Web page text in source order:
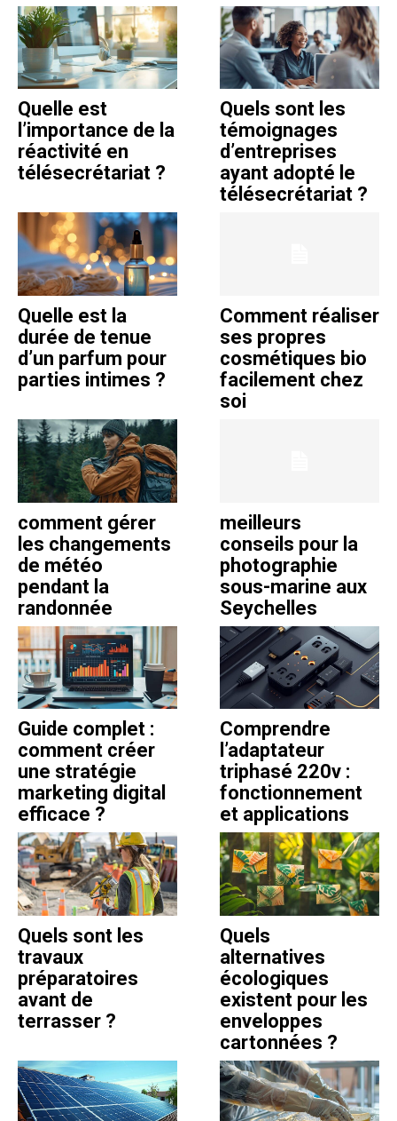
Quelle est
l’importance de la
réactivité en
télésecrétariat ?
Quels sont les
témoignages
d’entreprises
ayant adopté le
télésecrétariat ?
Quelle est la
durée de tenue
d’un parfum pour
parties intimes ?
Comment réaliser
ses propres
cosmétiques bio
facilement chez
soi
comment gérer
les changements
de météo
pendant la
randonnée
meilleurs
conseils pour la
photographie
sous-marine aux
Seychelles
Guide complet :
comment créer
une stratégie
marketing digital
efficace ?
Comprendre
l’adaptateur
triphasé 220v :
fonctionnement
et applications
Quels sont les
travaux
préparatoires
avant de
terrasser ?
Quels
alternatives
écologiques
existent pour les
enveloppes
cartonnées ?